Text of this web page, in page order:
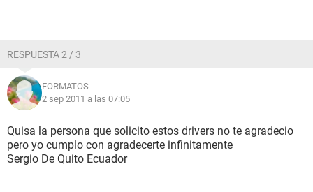
RESPUESTA 2 / 3
FORMATOS
2 sep 2011 a las 07:05
Quisa la persona que solicito estos drivers no te agradecio
pero yo cumplo con agradecerte infinitamente
Sergio De Quito Ecuador